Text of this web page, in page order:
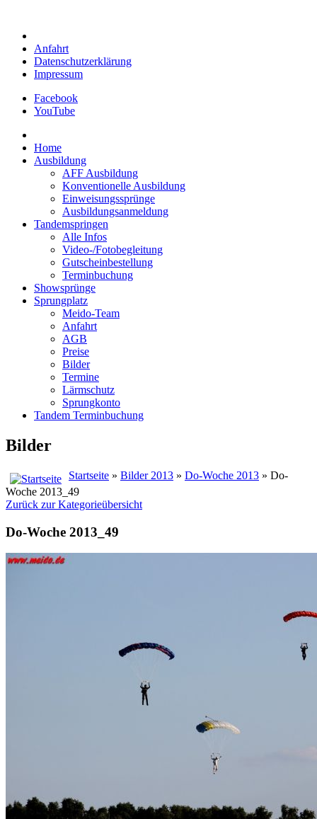
Anfahrt
Datenschutzerklärung
Impressum
Facebook
YouTube
Home
Ausbildung
AFF Ausbildung
Konventionelle Ausbildung
Einweisungssprünge
Ausbildungsanmeldung
Tandemspringen
Alle Infos
Video-/Fotobegleitung
Gutscheinbestellung
Terminbuchung
Showsprünge
Sprungplatz
Meido-Team
Anfahrt
AGB
Preise
Bilder
Termine
Lärmschutz
Sprungkonto
Tandem Terminbuchung
Bilder
Startseite » Bilder 2013 » Do-Woche 2013 » Do-
Woche 2013_49
Zurück zur Kategorieübersicht
Do-Woche 2013_49